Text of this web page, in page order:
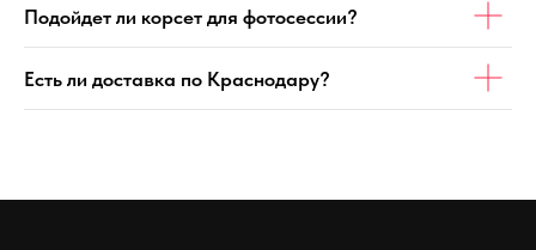
Подойдет ли корсет для фотосессии?
Есть ли доставка по Краснодару?